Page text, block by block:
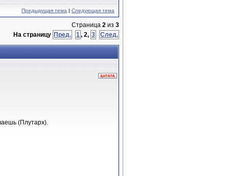
Предыдущая тема | Следующая тема
Страница 2 из 3
На страницу Пред. 1, 2, 3 След.
(Плутарх).